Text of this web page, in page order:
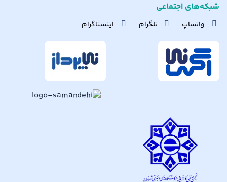
شبکه‌های اجتماعی
واتساپ تلگرام اینستاگرام